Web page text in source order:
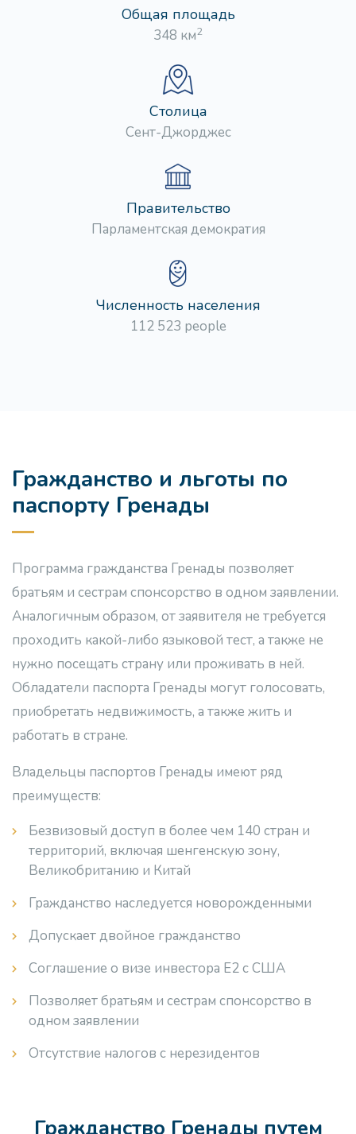
Общая площадь
348 км2
Столица
Сент-Джорджес
Правительство
Парламентская демократия
Численность населения
112 523 people
Гражданство и льготы по
паспорту Гренады
Программа гражданства Гренады позволяет
братьям и сестрам спонсорство в одном заявлении.
Аналогичным образом, от заявителя не требуется
проходить какой-либо языковой тест, а также не
нужно посещать страну или проживать в ней.
Обладатели паспорта Гренады могут голосовать,
приобретать недвижимость, а также жить и
работать в стране.
Владельцы паспортов Гренады имеют ряд
преимуществ:
Безвизовый доступ в более чем 140 стран и
территорий, включая шенгенскую зону,
Великобританию и Китай
Гражданство наследуется новорожденными
Допускает двойное гражданство
Соглашение о визе инвестора E2 с США
Позволяет братьям и сестрам спонсорство в
одном заявлении
Отсутствие налогов с нерезидентов
Гражданство Гренады путем